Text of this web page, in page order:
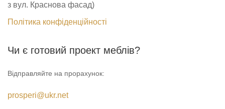
з вул. Краснова фасад)
Політика конфіденційності
Чи є готовий проект меблів?
Відправляйте на прорахунок:
prosperi@ukr.net